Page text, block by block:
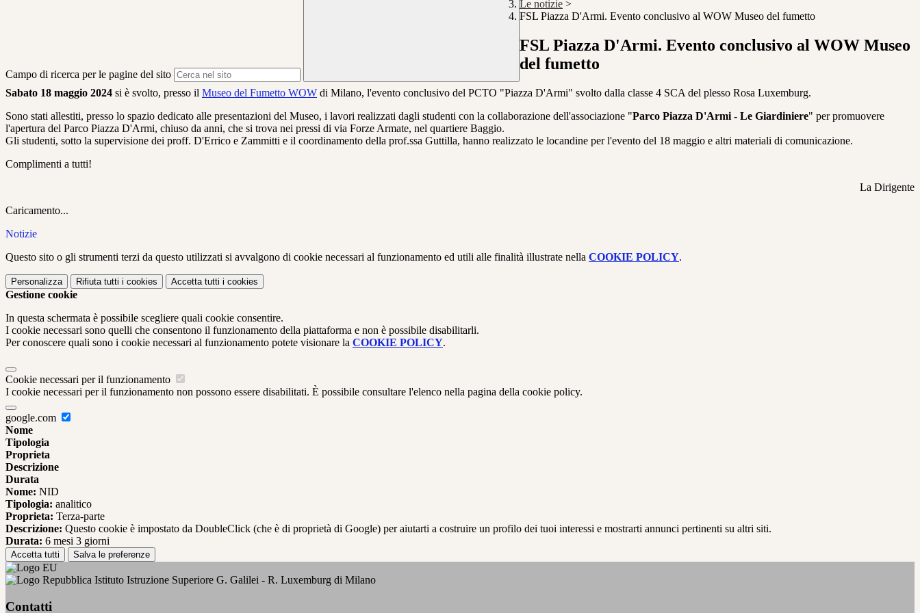
Campo di ricerca per le pagine del sito
Le notizie >
FSL Piazza D'Armi. Evento conclusivo al WOW Museo del fumetto
FSL Piazza D'Armi. Evento conclusivo al WOW Museo
del fumetto
Sabato 18 maggio 2024 si è svolto, presso il Museo del Fumetto WOW di Milano, l'evento conclusivo del PCTO "Piazza D'Armi" svolto dalla classe 4 SCA del plesso Rosa Luxemburg.
Sono stati allestiti, presso lo spazio dedicato alle presentazioni del Museo, i lavori realizzati dagli studenti con la collaborazione dell'associazione "Parco Piazza D'Armi - Le Giardiniere" per promuovere
l'apertura del Parco Piazza D'Armi, chiuso da anni, che si trova nei pressi di via Forze Armate, nel quartiere Baggio.
Gli studenti, sotto la supervisione dei proff. D'Errico e Zammitti e il coordinamento della prof.ssa Guttilla, hanno realizzato le locandine per l'evento del 18 maggio e altri materiali di comunicazione.
Complimenti a tutti!
La Dirigente
Caricamento...
Notizie
Questo sito o gli strumenti terzi da questo utilizzati si avvalgono di cookie necessari al funzionamento ed utili alle finalità illustrate nella COOKIE POLICY.
Personalizza Rifiuta tutti i cookies Accetta tutti i cookies
Gestione cookie
In questa schermata è possibile scegliere quali cookie consentire.
I cookie necessari sono quelli che consentono il funzionamento della piattaforma e non è possibile disabilitarli.
Per conoscere quali sono i cookie necessari al funzionamento potete visionare la COOKIE POLICY.
Cookie necessari per il funzionamento
I cookie necessari per il funzionamento non possono essere disabilitati. È possibile consultare l'elenco nella pagina della cookie policy.
google.com
Nome
Tipologia
Proprieta
Descrizione
Durata
Nome: NID
Tipologia: analitico
Proprieta: Terza-parte
Descrizione: Questo cookie è impostato da DoubleClick (che è di proprietà di Google) per aiutarti a costruire un profilo dei tuoi interessi e mostrarti annunci pertinenti su altri siti.
Durata: 6 mesi 3 giorni
Accetta tutti Salva le preferenze
Istituto Istruzione Superiore G. Galilei - R. Luxemburg di Milano
Contatti